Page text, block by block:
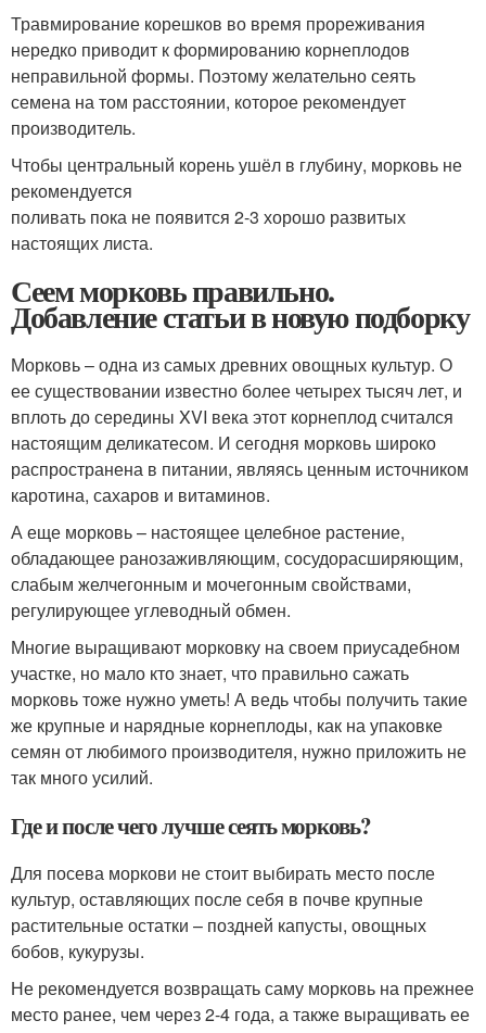
Травмирование корешков во время прореживания
нередко приводит к формированию корнеплодов
неправильной формы. Поэтому желательно сеять
семена на том расстоянии, которое рекомендует
производитель.
Чтобы центральный корень ушёл в глубину, морковь не
рекомендуется
поливать пока не появится 2-3 хорошо развитых
настоящих листа.
Сеем морковь правильно.
Добавление статьи в новую подборку
Морковь – одна из самых древних овощных культур. О
ее существовании известно более четырех тысяч лет, и
вплоть до середины XVI века этот корнеплод считался
настоящим деликатесом. И сегодня морковь широко
распространена в питании, являясь ценным источником
каротина, сахаров и витаминов.
А еще морковь – настоящее целебное растение,
обладающее ранозаживляющим, сосудорасширяющим,
слабым желчегонным и мочегонным свойствами,
регулирующее углеводный обмен.
Многие выращивают морковку на своем приусадебном
участке, но мало кто знает, что правильно сажать
морковь тоже нужно уметь! А ведь чтобы получить такие
же крупные и нарядные корнеплоды, как на упаковке
семян от любимого производителя, нужно приложить не
так много усилий.
Где и после чего лучше сеять морковь?
Для посева моркови не стоит выбирать место после
культур, оставляющих после себя в почве крупные
растительные остатки – поздней капусты, овощных
бобов, кукурузы.
Не рекомендуется возвращать саму морковь на прежнее
место ранее, чем через 2-4 года, а также выращивать ее